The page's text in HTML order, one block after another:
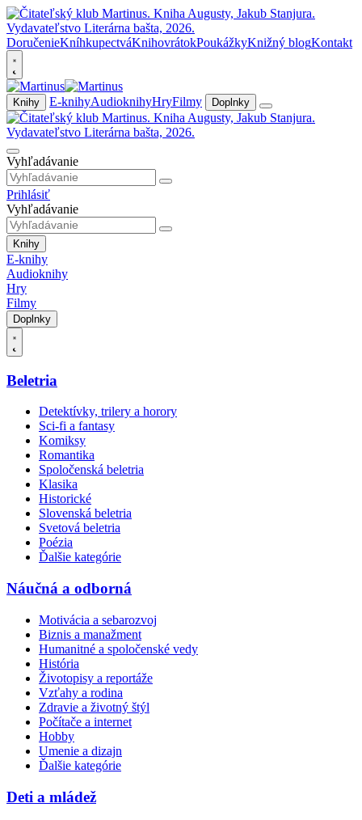
DoručenieKníhkupectváKnihovrátokPoukážkyKnižný blogKontakt
Knihy E-knihyAudioknihyHryFilmy Doplnky
Vyhľadávanie
Prihlásiť
Vyhľadávanie
Knihy
E-knihy
Audioknihy
Hry
Filmy
Doplnky
Beletria
Detektívky, trilery a horory
Sci-fi a fantasy
Komiksy
Romantika
Spoločenská beletria
Klasika
Historické
Slovenská beletria
Svetová beletria
Poézia
Ďalšie kategórie
Náučná a odborná
Motivácia a sebarozvoj
Biznis a manažment
Humanitné a spoločenské vedy
História
Životopisy a reportáže
Vzťahy a rodina
Zdravie a životný štýl
Počítače a internet
Hobby
Umenie a dizajn
Ďalšie kategórie
Deti a mládež